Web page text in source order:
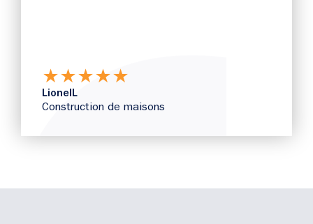
★★★★★
LionelL
Construction de maisons